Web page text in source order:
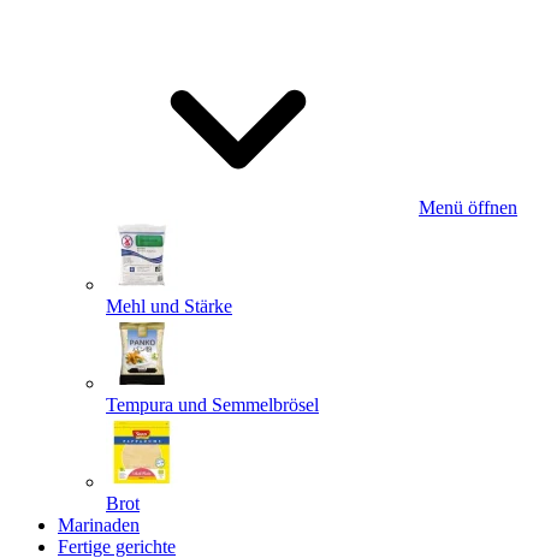
Menü öffnen
Mehl und Stärke
Tempura und Semmelbrösel
Brot
Marinaden
Fertige gerichte